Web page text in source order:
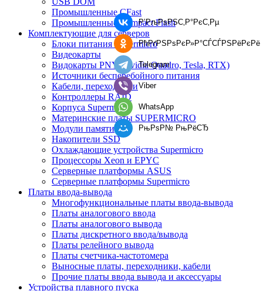
Промышленные CFast
Промышленные Compact Flash
Комплектующие для серверов
Блоки питания Supermicro
Видеокарты
Видокарты PNY (Nvidia Quadro, Tesla, RTX)
Источники бесперебойного питания
Кабели, переходники
Контроллеры RAID
Корпуса Supermicro
Материнские платы SUPERMICRO
Модули памяти
Накопители SSD
Охлаждающие устройства Supermicro
Процессоры Xeon и EPYC
Серверные платформы ASUS
Серверные платформы Supermicro
Платы ввода-вывода
Многофункциональные платы ввода-вывода
Платы аналогового ввода
Платы аналогового вывода
Платы дискретного ввода/вывода
Платы релейного вывода
Платы счетчика-частотомера
Выносные платы, переходники, кабели
Прочие платы ввода вывода и аксессуары
Устройства плавного пуска
Р’РљРѕРЅС‚Р°РєС‚Рµ
РћРґРЅРѕРєР»Р°СЃСЃРЅРёРєРё
Telegram
Viber
WhatsApp
РњРѕР№ РњРёСЂ